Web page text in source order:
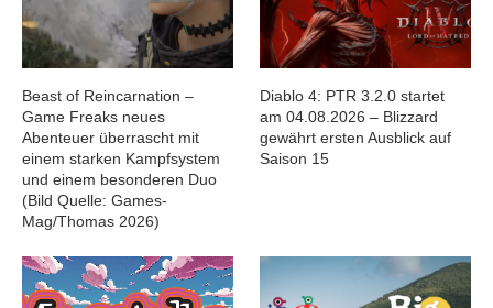
Beast of Reincarnation –
Game Freaks neues
Abenteuer überrascht mit
einem starken Kampfsystem
und einem besonderen Duo
(Bild Quelle: Games-
Mag/Thomas 2026)
Diablo 4: PTR 3.2.0 startet
am 04.08.2026 – Blizzard
gewährt ersten Ausblick auf
Saison 15